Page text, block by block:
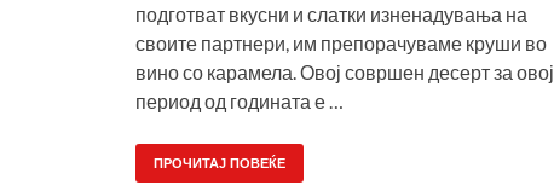
подготват вкусни и слатки изненадувања на
своите партнери, им препорачуваме круши во
вино со карамела. Овој совршен десерт за овој
период од годината е …
ПРОЧИТАЈ ПОВЕЌЕ